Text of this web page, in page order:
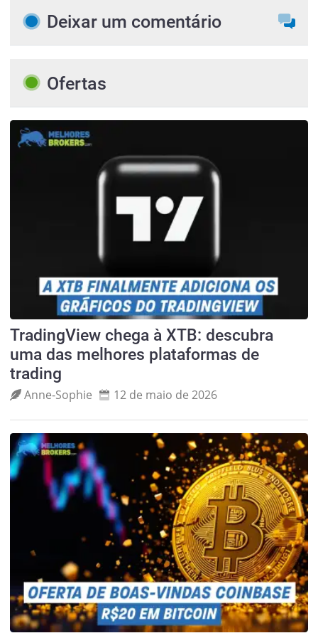
Deixar um comentário
Ofertas
TradingView chega à XTB: descubra
uma das melhores plataformas de
trading
Anne‑Sophie 12 de maio de 2026